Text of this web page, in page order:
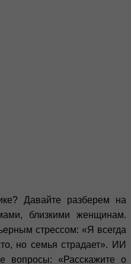
Давайте разберем на
близкими женщинам.
стрессом: «Я всегда
но семья страдает». ИИ
вопросы: «Расскажите о